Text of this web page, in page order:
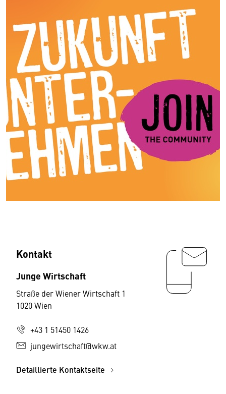
Kontakt
Junge Wirtschaft
Straße der Wiener Wirtschaft 1
1020 Wien
+43 1 51450 1426
jungewirtschaft@wkw.at
Detaillierte Kontaktseite